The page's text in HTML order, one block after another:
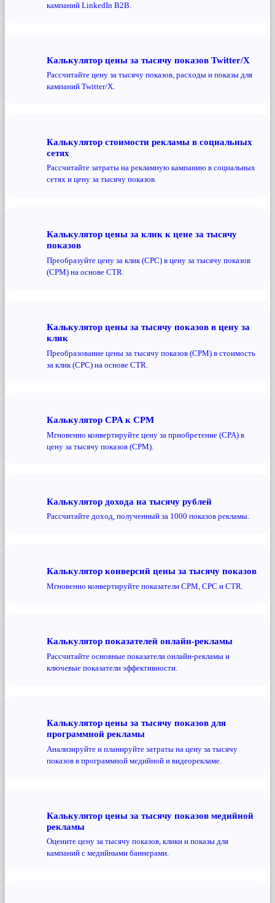
кампаний LinkedIn B2B.
Калькулятор цены за тысячу показов Twitter/X
Рассчитайте цену за тысячу показов, расходы и показы для
кампаний Twitter/X.
Калькулятор стоимости рекламы в социальных
сетях
Рассчитайте затраты на рекламную кампанию в социальных
сетях и цену за тысячу показов.
Калькулятор цены за клик к цене за тысячу
показов
Преобразуйте цену за клик (CPC) в цену за тысячу показов
(CPM) на основе CTR.
Калькулятор цены за тысячу показов в цену за
клик
Преобразование цены за тысячу показов (CPM) в стоимость
за клик (CPC) на основе CTR.
Калькулятор CPA к CPM
Мгновенно конвертируйте цену за приобретение (CPA) в
цену за тысячу показов (CPM).
Калькулятор дохода на тысячу рублей
Рассчитайте доход, полученный за 1000 показов рекламы.
Калькулятор конверсий цены за тысячу показов
Мгновенно конвертируйте показатели CPM, CPC и CTR.
Калькулятор показателей онлайн-рекламы
Рассчитайте основные показатели онлайн-рекламы и
ключевые показатели эффективности.
Калькулятор цены за тысячу показов для
программной рекламы
Анализируйте и планируйте затраты на цену за тысячу
показов в программной медийной и видеорекламе.
Калькулятор цены за тысячу показов медийной
рекламы
Оцените цену за тысячу показов, клики и показы для
кампаний с медийными баннерами.